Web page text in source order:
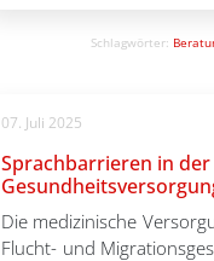
findet online statt. Dieses
Schlagwörter:
07. Juli 2025
Sprachbarrieren in der
Die medizinische
Flucht- und